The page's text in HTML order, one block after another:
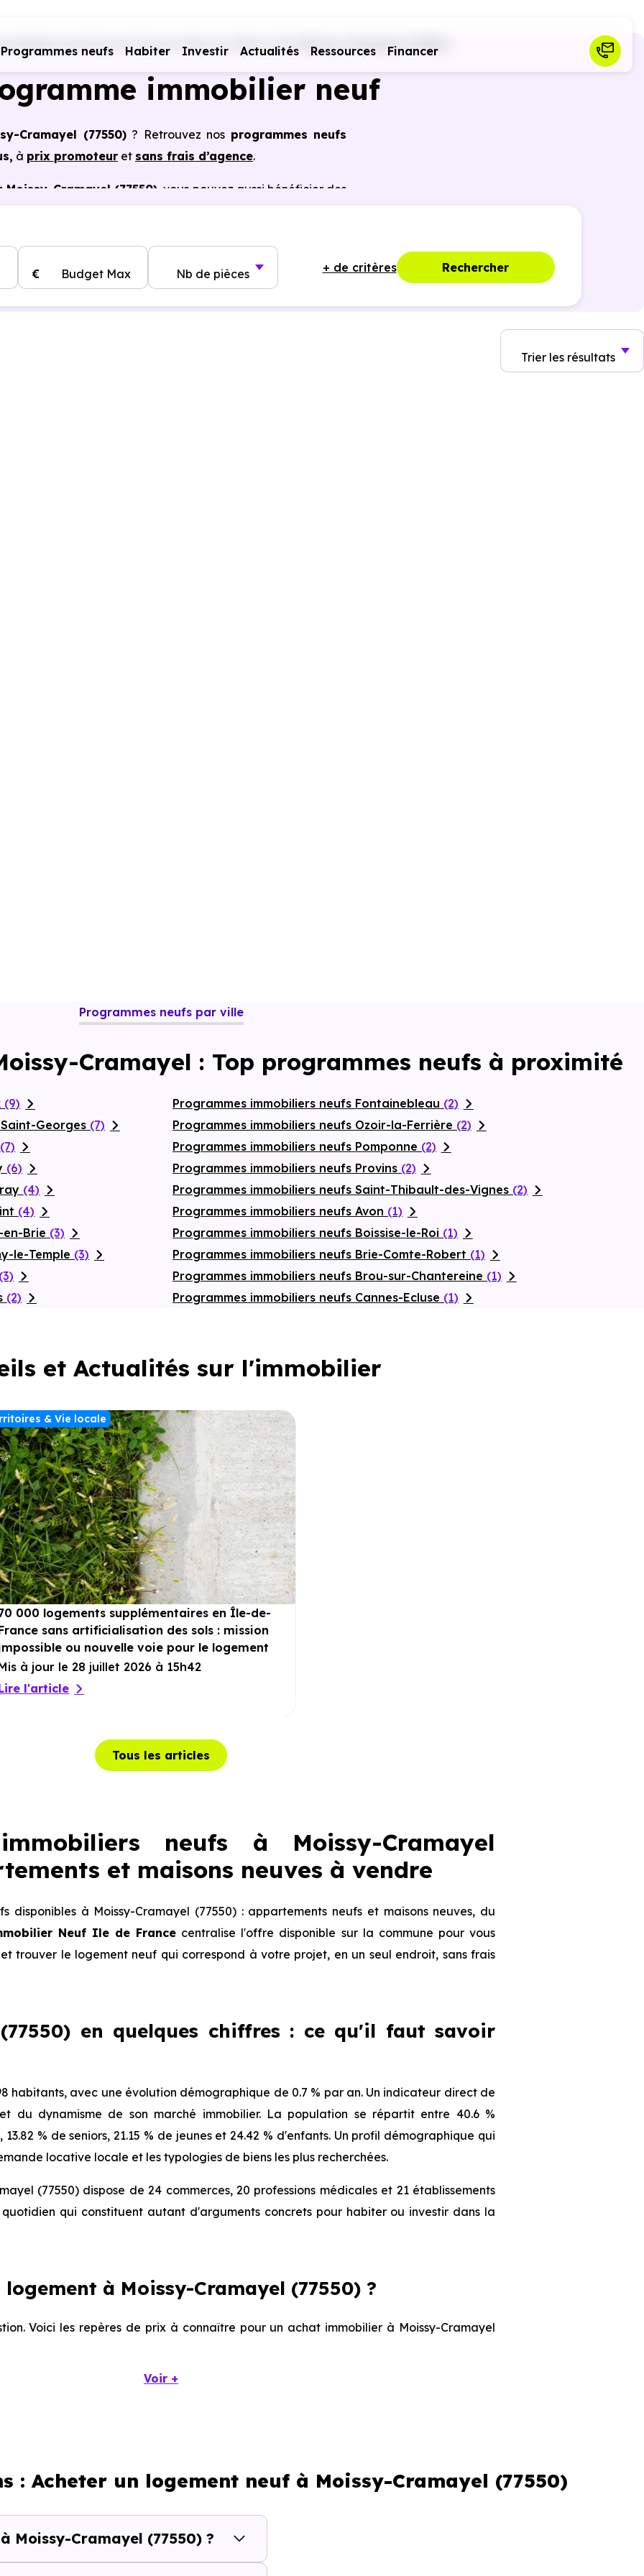
Programmes neufs Habiter Investir Actualités Ressources Financer
neufs Ile-de-France Seine-et-Marne (77) Moissy-Cramayel (77550)
immobilier neuf
Cramayel (77550)? Retrouvez nos programmes neufs
à prix promoteur et sans frais d’agence.
Cramayel (77550) , vous pouvez aussi bénéficier des
Budget Max
€ Nb de pièces + de critères Rechercher
Trier les résultats
Programmes neufs par ville
Cramayel : Top programmes neufs à proximité
(9)
Georges (7)
(7)
(6)
(4)
(4)
en-Brie (3)
le-Temple (3)
(3)
(2)
Programmes immobiliers neufs Fontainebleau (2)
Programmes immobiliers neufs Ozoir-la-Ferrière (2)
Programmes immobiliers neufs Pomponne (2)
Programmes immobiliers neufs Provins (2)
Programmes immobiliers neufs Saint-Thibault-des-Vignes (2)
Programmes immobiliers neufs Avon (1)
Programmes immobiliers neufs Boissise-le-Roi (1)
Programmes immobiliers neufs Brie-Comte-Robert (1)
Programmes immobiliers neufs Brou-sur-Chantereine (1)
Programmes immobiliers neufs Cannes-Ecluse (1)
et Actualités sur l'immobilier
& Vie locale
000 logements supplémentaires en Île-de-
sans artificialisation des sols : mission
ou nouvelle voie pour le logement
à jour le 28 juillet 2026 à 15h42
l'article
Tous les articles
neufs à Moissy-Cramayel
et maisons neuves à vendre
disponibles à Moissy-Cramayel (77550) : appartements neufs et maisons neuves, du
Neuf Ile de France centralise l'offre disponible sur la commune pour vous
trouver le logement neuf qui correspond à votre projet, en un seul endroit, sans frais
(77550) en quelques chiffres : ce qu'il faut savoir
habitants, avec une évolution démographique de 0.7 % par an. Un indicateur direct de
du dynamisme de son marché immobilier. La population se répartit entre 40.6 %
% de seniors, 21.15 % de jeunes et 24.42 % d'enfants. Un profil démographique qui
locative locale et les typologies de biens les plus recherchées.
(77550) dispose de 24 commerces, 20 professions médicales et 21 établissements
quotidien qui constituent autant d'arguments concrets pour habiter ou investir dans la
à Moissy-Cramayel (77550) ?
Voici les repères de prix à connaître pour un achat immobilier à Moissy-Cramayel
1 894 € /m² 2 710 € /m² 3 690 € /m²
dans la commune, la surface, les prestations et le stade d'avancement du
vous permet d'explorer et de filtrer l'ensemble des programmes disponibles à
Voir +
: Acheter un logement neuf à Moissy-Cramayel (77550)
Moissy-Cramayel (77550) ?